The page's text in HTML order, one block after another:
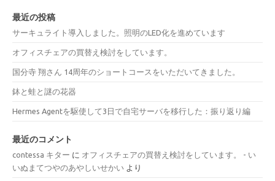
最近の投稿
サーキュライト導入しました。照明のLED化を進めています
オフィスチェアの買替え検討をしています。
国分寺 翔さん 14周年のショートコースをいただいてきました。
鉢と蛙と謎の花器
Hermes Agentを駆使して3日で自宅サーバを移行した：振り返り編
最近のコメント
contessa キター に オフィスチェアの買替え検討をしています。 - い
いぬまてつやのあやしいせかい より